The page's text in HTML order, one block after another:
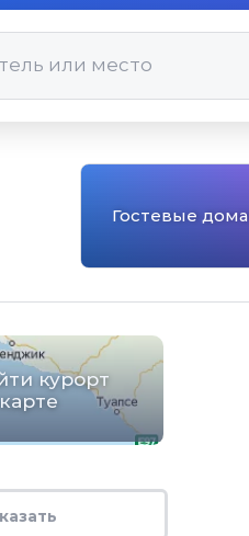
Гостевые дома
курорт